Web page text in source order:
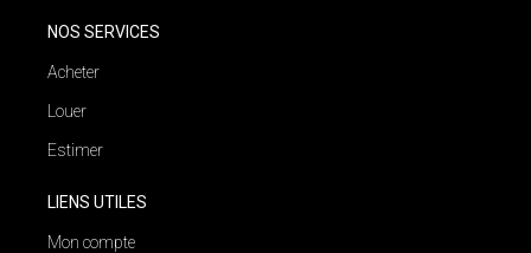
NOS SERVICES
Acheter
Louer
Estimer
LIENS UTILES
Mon compte